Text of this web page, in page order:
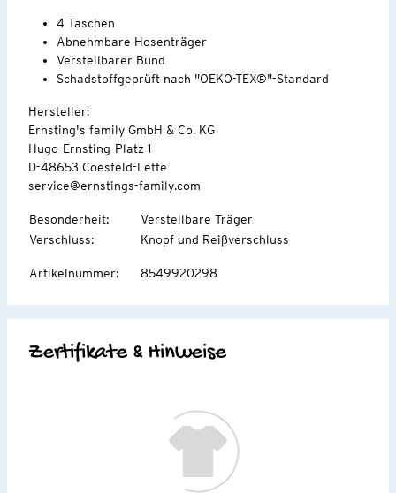
4 Taschen
Abnehmbare Hosenträger
Verstellbarer Bund
Schadstoffgeprüft nach "OEKO-TEX®"-Standard
Hersteller:
Ernsting's family GmbH & Co. KG
Hugo-Ernsting-Platz 1
D-48653 Coesfeld-Lette
service@ernstings-family.com
Besonderheit:
Verstellbare Träger
Verschluss: Knopf und Reißverschluss
Artikelnummer: 8549920298
Zertifikate & Hinweise